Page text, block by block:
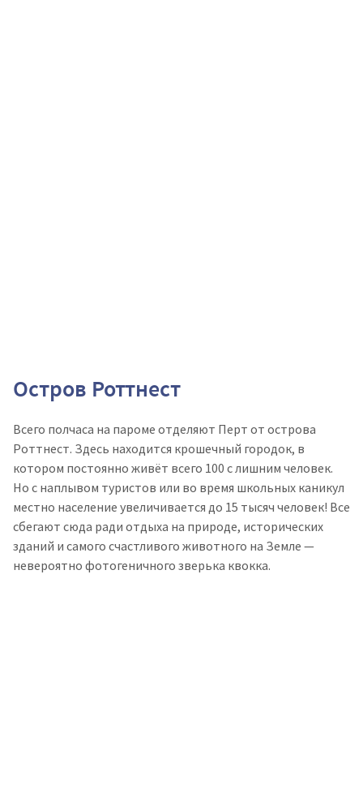
Остров Роттнест
Всего полчаса на пароме отделяют Перт от острова
Роттнест. Здесь находится крошечный городок, в
котором постоянно живёт всего 100 с лишним человек.
Но с наплывом туристов или во время школьных каникул
местно население увеличивается до 15 тысяч человек! Все
сбегают сюда ради отдыха на природе, исторических
зданий и самого счастливого животного на Земле —
невероятно фотогеничного зверька квокка.